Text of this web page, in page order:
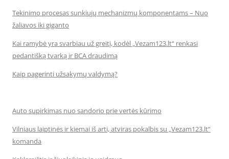
Tekinimo procesas sunkiųjų mechanizmų komponentams – Nuo
žaliavos iki giganto
Kai ramybė yra svarbiau už greitį, kodėl „Vezam123.lt“ renkasi
pedantišką tvarką ir BCA draudimą
Kaip pagerinti užsakymų valdymą?
Auto supirkimas nuo sandorio prie vertės kūrimo
Vilniaus laiptinės ir kiemai iš arti, atviras pokalbis su „Vezam123.lt“
komanda